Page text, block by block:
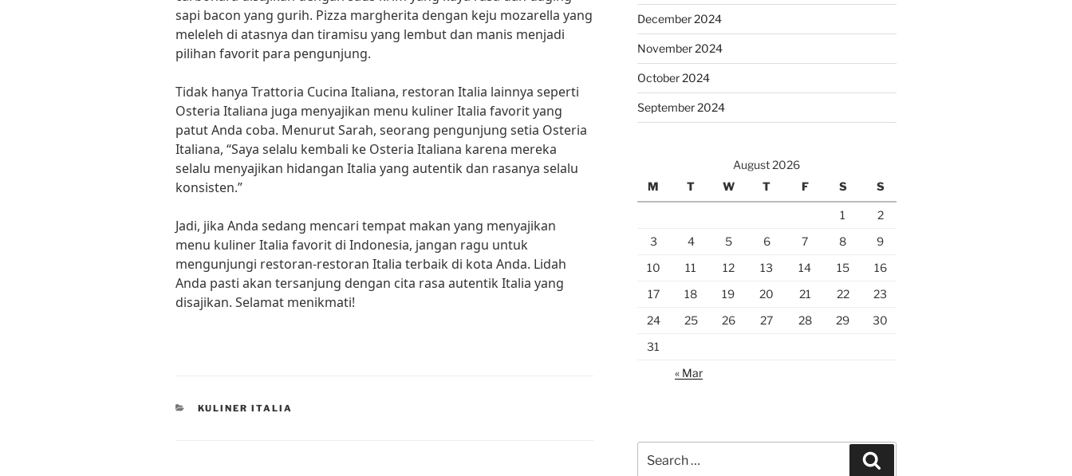
sapi bacon yang gurih. Pizza margherita dengan keju mozarella yang
meleleh di atasnya dan tiramisu yang lembut dan manis menjadi
pilihan favorit para pengunjung.
Tidak hanya Trattoria Cucina Italiana, restoran Italia lainnya seperti
Osteria Italiana juga menyajikan menu kuliner Italia favorit yang
patut Anda coba. Menurut Sarah, seorang pengunjung setia Osteria
Italiana, “Saya selalu kembali ke Osteria Italiana karena mereka
selalu menyajikan hidangan Italia yang autentik dan rasanya selalu
konsisten.”
Jadi, jika Anda sedang mencari tempat makan yang menyajikan
menu kuliner Italia favorit di Indonesia, jangan ragu untuk
mengunjungi restoran-restoran Italia terbaik di kota Anda. Lidah
Anda pasti akan tersanjung dengan cita rasa autentik Italia yang
disajikan. Selamat menikmati!
CATEGORIES
KULINER ITALIA
December 2024
November 2024
October 2024
September 2024
August 2026
M
T W T F S S
1
2
3
4 5 6 7 8
9
10
11 12 13 14 15
16
17
18 19 20 21 22
23
24
25 26 27 28 29
30
31
« Mar
for: